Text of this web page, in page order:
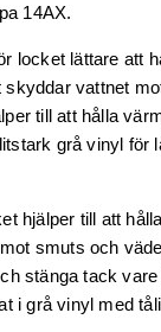
14AX.
locket lättare att
skyddar vattnet
till att hålla
grå vinyl för
hjälper till att
smuts och
stänga tack
i grå vinyl med